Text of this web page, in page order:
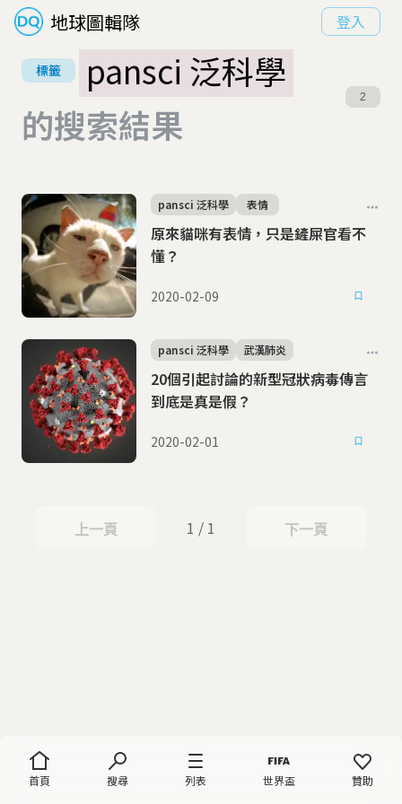
地球圖輯隊 登入
首頁 搜尋 列表 世界盃 贊助
標籤
pansci 泛科學
的搜索結果
2
原來貓咪有表情，只是鏟屎官看不
懂？
pansci 泛科學 表情
2020-02-09
20個引起討論的新型冠狀病毒傳言
到底是真是假？
pansci 泛科學 武漢肺炎
2020-02-01
上一頁
上一頁 1 / 1 下一頁
下一頁